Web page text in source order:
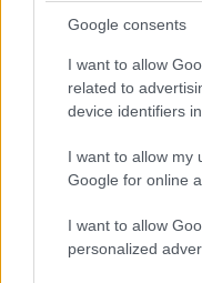
Google consents
I want to allow
related to
device identifiers
I want to allow my
Google for online
I want to allow
personalized